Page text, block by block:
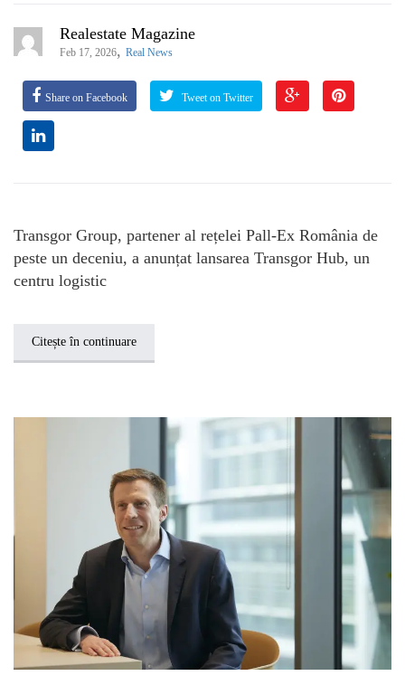
Realestate Magazine
Feb 17, 2026, Real News
Share on Facebook Tweet on Twitter
Transgor Group, partener al rețelei Pall-Ex România de
peste un deceniu, a anunțat lansarea Transgor Hub, un
centru logistic
Citește în continuare